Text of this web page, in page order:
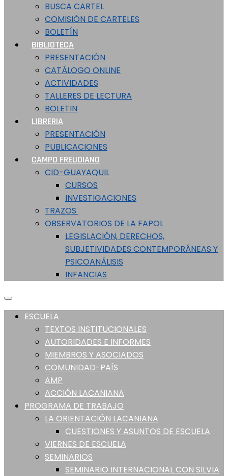
BUSCA CARTEL
COMISIÓN DE CARTELES
BOLETÍN
BIBLIOTECA
PRESENTACIÓN
CATÁLOGO ONLINE
ACTIVIDADES
TALLERES DE LECTURA
BOLETIN
LIBRERIA
PRESENTACIÓN
PUBLICACIONES
CAMPO FREUDIANO
CID-GUAYAQUIL
CURSOS
INVESTIGACIONES
TRAZOS
OBSERVATORIOS DE LA FAPOL
LEGISLACIÓN, DERECHOS,
SUBJETIVIDADES CONTEMPORÁNEAS Y
PSICOANÁLISIS
INFANCIAS
ESCUELA
TEXTOS INSTITUCIONALES
AUTORIDADES E INFORMES
MIEMBROS Y ASOCIADOS
COMUNIDAD-PAÍS
AMP
ACCIÓN LACANIANA
PROGRAMA DE TRABAJO
LA ORIENTACIÓN LACANIANA
CUESTIONES Y ASUNTOS DE ESCUELA
VIERNES DE ESCUELA
SEMINARIOS
SEMINARIO INTERNACIONAL CON SILVIA